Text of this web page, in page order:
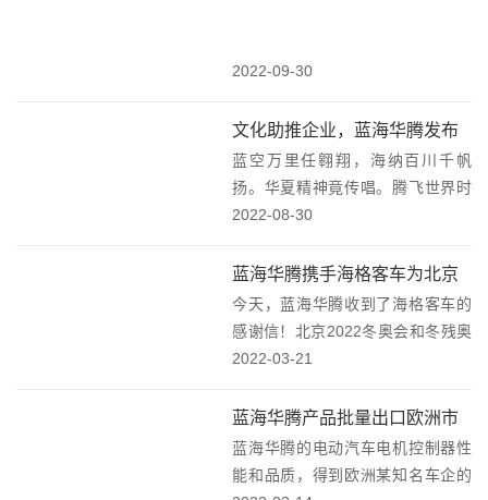
2022-09-30
文化助推企业，蓝海华腾发布
全新企业愿景
蓝空万里任翱翔，海纳百川千帆
扬。华夏精神竟传唱。腾飞世界时
正当。“以文化促进和提升企业管
发布会在深圳隆重召开。董事长、
总经理邱文渊先生为员工全面诠释
新版的蓝海华腾愿...
2022-08-30
蓝海华腾携手海格客车为北京
2022冬奥会和冬残奥会交通保
驾护航！
今天，蓝海华腾收到了海格客车的
感谢信！北京2022冬奥会和冬残奥
会是我国重要历史节点表的标志性
促进国家发展、助推对外开放、推
动构建人类命运共同体的重要舞
台，是向世界传播奥...
2022-03-21
蓝海华腾产品批量出口欧洲市
场！
蓝海华腾的电动汽车电机控制器性
能和品质，得到欧洲某知名车企的